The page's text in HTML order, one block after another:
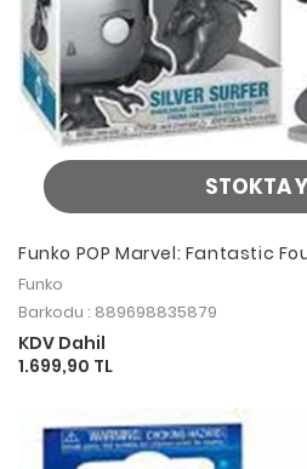
STOKTA
Funko POP Marvel: Fantastic
Funko
Barkodu : 889698835879
KDV Dahil
1.699,90 TL